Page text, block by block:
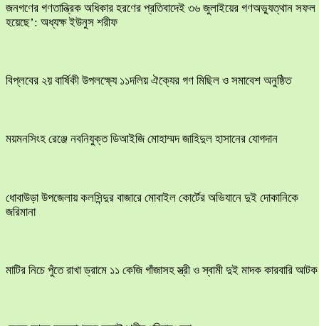
জনগণের গণতান্ত্রিক অধিকার হরণের প্রতিবাদেই ৩৬ জুলাইয়ের গণঅভ্যুত্থান সফল
হয়েছে’: অধ্যক্ষ ইউনুস শরীফ
বিপ্লবের ২য় বার্ষিকী উপলক্ষ্যে ১১দলিয় ঐক্যের গণ মিছিল ও সমাবেশ অনুষ্ঠিত
ময়মনসিংহ রেঞ্জে নবনিযুক্ত ডিআইজি মোহাম্মদ জাহিদুল হাসানের যোগদান
ধোবাউড়া উপজেলায় কলসিন্দুর বাজারে মোবাইল কোর্টের অভিযানে দুই দোকানিকে
জরিমানা
মাটির নিচে পুঁতে রাখা ড্রামে ১১ কেজি গাঁজাসহ স্ত্রী ও স্বামী দুই মাদক কারবারি আটক